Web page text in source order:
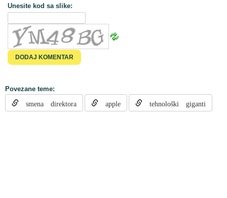
Unesite kod sa slike:
Povezane teme:
smena direktora apple tehnološki giganti